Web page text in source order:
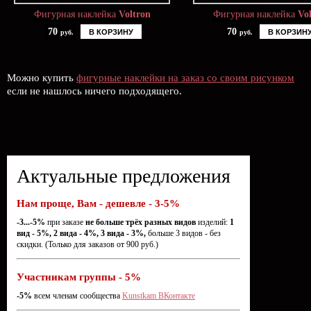
Фигурная наклейка Voltron
70 руб. В КОРЗИНУ
Фигурная наклейка
70 руб. В
Можно купить фигурные наклейки на заказ со своим рисунком
если не нашлось ничего подходящего.
Актуальные предложения
Нам проще, Вам - дешевле - 3-5%
-3...-5% при заказе не больше трёх разных видов изделий: 1
вид - 5%, 2 вида - 4%, 3 вида - 3%, больше 3 видов - без
скидки. (Только для заказов от 900 руб.)
Участникам группы - 5%
-5% всем членам сообщества Kunstkam ВКонтакте